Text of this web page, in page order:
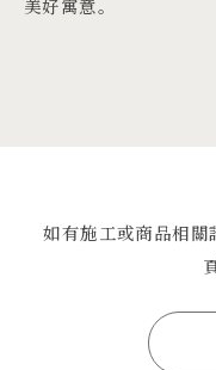
美好寓意。
如有施工或商品相